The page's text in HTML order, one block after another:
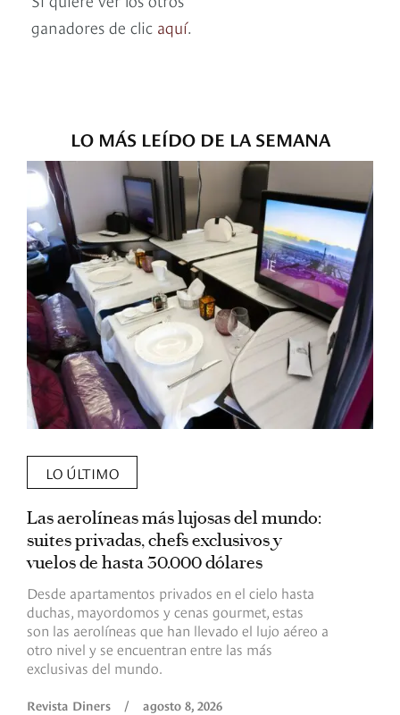
ganadores de clic aquí.
LO MÁS LEÍDO DE LA SEMANA
LO ÚLTIMO
Las aerolíneas más lujosas del mundo:
suites privadas, chefs exclusivos y
vuelos de hasta 30.000 dólares
Desde apartamentos privados en el cielo hasta
duchas, mayordomos y cenas gourmet, estas
son las aerolíneas que han llevado el lujo aéreo a
otro nivel y se encuentran entre las más
exclusivas del mundo.
Revista Diners / agosto 8, 2026